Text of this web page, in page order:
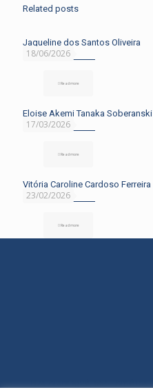
Related posts
18/06/2026
Jaqueline dos Santos Oliveira
Read more
17/03/2026
Eloise Akemi Tanaka Soberanski
Read more
23/02/2026
Vitória Caroline Cardoso Ferreira
Read more